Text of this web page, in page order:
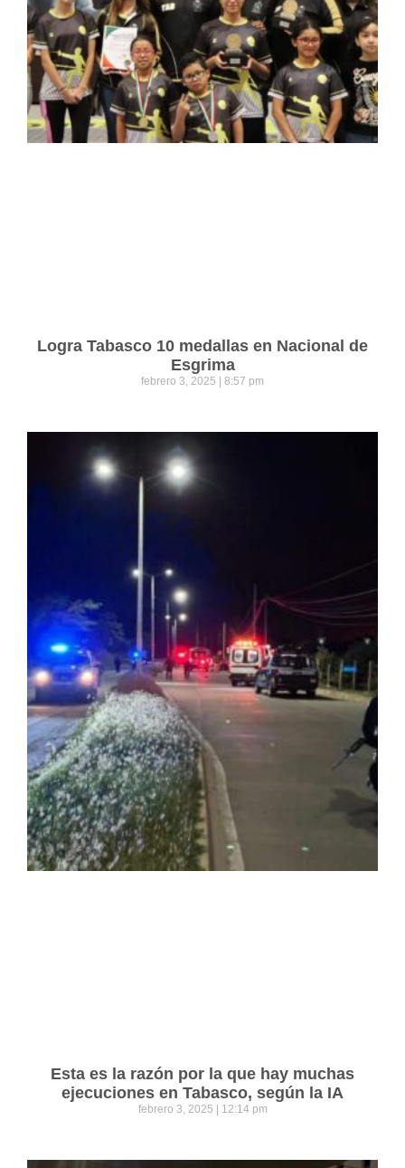
Logra Tabasco 10 medallas en Nacional de
Esgrima
febrero 3, 2025 8:57 pm
Esta es la razón por la que hay muchas
ejecuciones en Tabasco, según la IA
febrero 3, 2025 12:14 pm